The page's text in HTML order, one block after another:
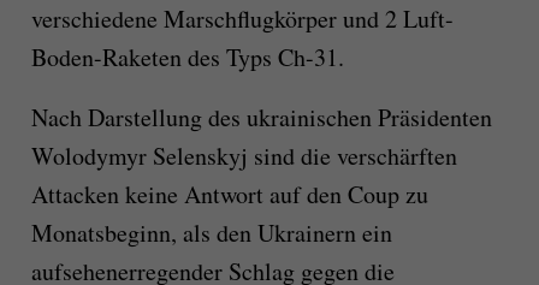
verschiedene Marschflugkörper und 2 Luft-
Boden-Raketen des Typs Ch-31.
Nach Darstellung des ukrainischen Präsidenten
Wolodymyr Selenskyj sind die verschärften
Attacken keine Antwort auf den Coup zu
Monatsbeginn, als den Ukrainern ein
aufsehenerregender Schlag gegen die